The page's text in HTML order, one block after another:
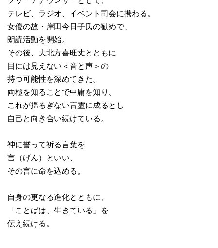
テレビ、ラジオ、イベント司会に携わる。
女優の故・岸田今日子氏の勧めで、
朗読活動を開始。
その後、夫北方喜旺丈とともに
目には見えない＜音と声＞の
持つ可能性を深めてきた。
両極を知ることで中庸を知り、
これが揺るぎない言霊に成るとし
自己と向き合い続けている。
神に誓って祈る言葉を
言（げん）といい、
その言に命を込める。
自身の更なる進化とともに、
「ことばは、生きている」を
伝え続ける。